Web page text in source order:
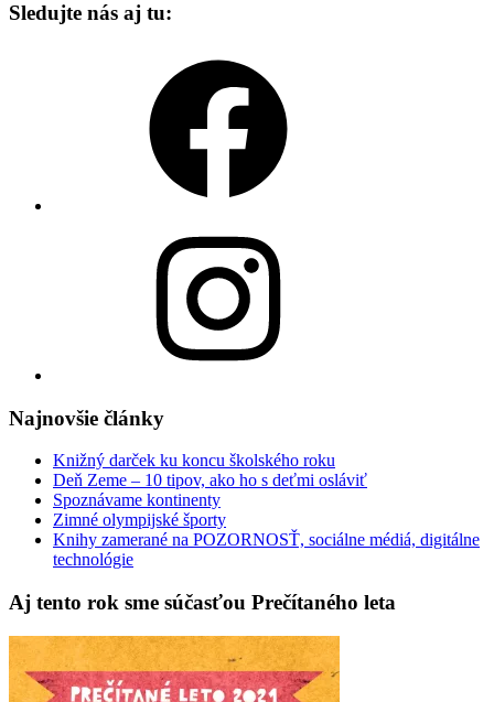
Sledujte nás aj tu:
Najnovšie články
Knižný darček ku koncu školského roku
Deň Zeme – 10 tipov, ako ho s deťmi osláviť
Spoznávame kontinenty
Zimné olympijské športy
Knihy zamerané na POZORNOSŤ, sociálne médiá, digitálne
technológie
Aj tento rok sme súčasťou Prečítaného leta